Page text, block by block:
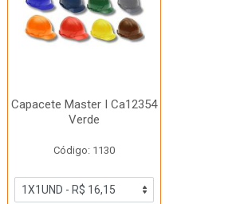
Capacete Master I Ca12354
Verde
Código: 1130